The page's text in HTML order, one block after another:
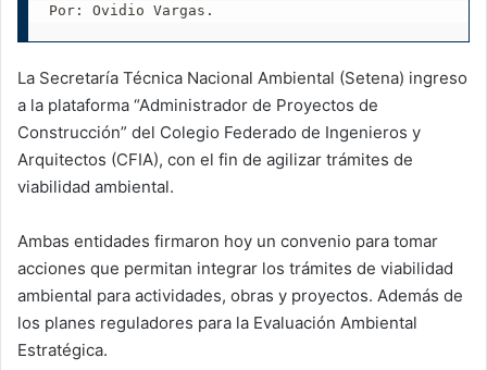
Por: Ovidio Vargas.
La Secretaría Técnica Nacional Ambiental (Setena) ingreso
a la plataforma “Administrador de Proyectos de
Construcción” del Colegio Federado de Ingenieros y
Arquitectos (CFIA), con el fin de agilizar trámites de
viabilidad ambiental.
Ambas entidades firmaron hoy un convenio para tomar
acciones que permitan integrar los trámites de viabilidad
ambiental para actividades, obras y proyectos. Además de
los planes reguladores para la Evaluación Ambiental
Estratégica.